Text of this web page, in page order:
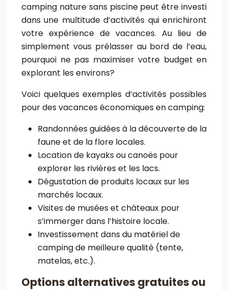
camping nature sans piscine peut être investi
dans une multitude d’activités qui enrichiront
votre expérience de vacances. Au lieu de
simplement vous prélasser au bord de l’eau,
pourquoi ne pas maximiser votre budget en
explorant les environs?
Voici quelques exemples d’activités possibles
pour des vacances économiques en camping:
Randonnées guidées à la découverte de la
faune et de la flore locales.
Location de kayaks ou canoës pour
explorer les rivières et les lacs.
Dégustation de produits locaux sur les
marchés locaux.
Visites de musées et châteaux pour
s’immerger dans l’histoire locale.
Investissement dans du matériel de
camping de meilleure qualité (tente,
matelas, etc.).
Options alternatives gratuites ou